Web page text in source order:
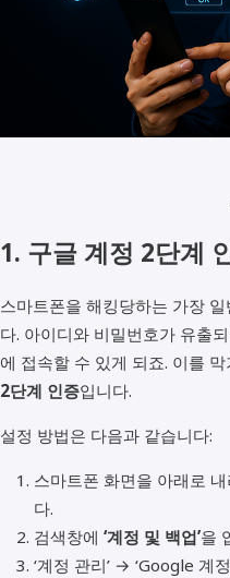
1. 구글 계정 2단계
스마트폰을 해킹당하는 가장
다. 아이디와 비밀번호가 유출
에 접속할 수 있게 되죠. 이를
2단계 인증입니다.
설정 방법은 다음과 같습니다:
스마트폰 화면을 아래로 내
다.
검색창에 ‘계정 및 백업’을
‘계정 관리’ → ‘Google 계